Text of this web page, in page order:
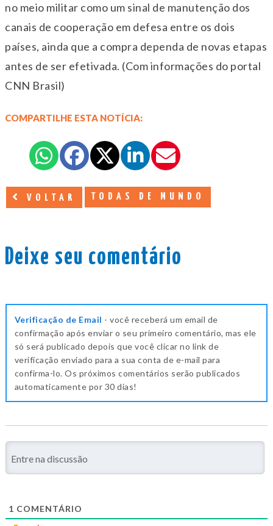
no meio militar como um sinal de manutenção dos
canais de cooperação em defesa entre os dois
países, ainda que a compra dependa de novas etapas
antes de ser efetivada. (Com informações do portal
CNN Brasil)
COMPARTILHE ESTA NOTÍCIA:
VOLTAR TODAS DE MUNDO
Deixe seu comentário
Verificação de Email - você receberá um email de
confirmação após enviar o seu primeiro comentário, mas ele
só será publicado depois que você clicar no link de
verificação enviado para a sua conta de e-mail para
confirma-lo. Os próximos comentários serão publicados
automaticamente por 30 dias!
1 COMENTÁRIO